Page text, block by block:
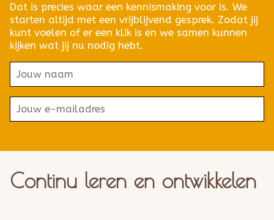
Dat is precies waar een kennismaking voor is. We
starten altijd met een vrijblijvend gesprek. Zodat jij
kunt voelen of er een klik is en we samen kunnen
kijken wat jij nu nodig hebt.
Continu leren en ontwikkelen